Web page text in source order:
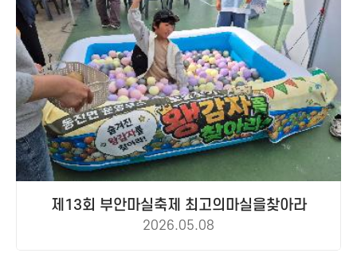
제13회 부안마실축제 최고의마실을찾아라
2026.05.08